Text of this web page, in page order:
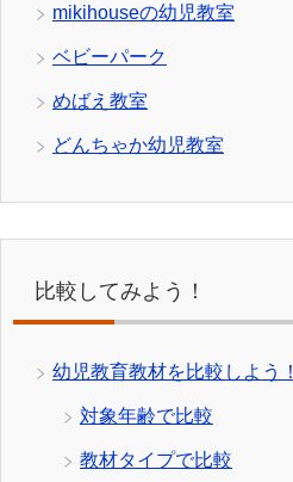
mikihouseの幼児教室
ベビーパーク
めばえ教室
どんちゃか幼児教室
比較してみよう！
幼児教育教材を比較しよう！
対象年齢で比較
教材タイプで比較